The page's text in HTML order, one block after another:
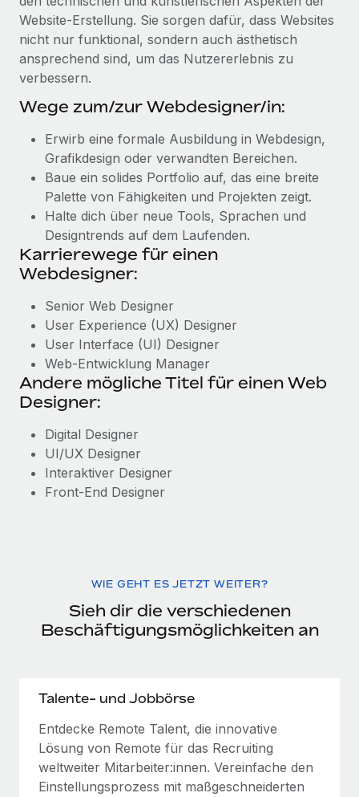
Website-Erstellung. Sie sorgen dafür, dass Websites
nicht nur funktional, sondern auch ästhetisch
ansprechend sind, um das Nutzererlebnis zu
verbessern.
Wege zum/zur Webdesigner/in:
Erwirb eine formale Ausbildung in Webdesign,
Grafikdesign oder verwandten Bereichen.
Baue ein solides Portfolio auf, das eine breite
Palette von Fähigkeiten und Projekten zeigt.
Halte dich über neue Tools, Sprachen und
Designtrends auf dem Laufenden.
Karrierewege für einen
Webdesigner:
Senior Web Designer
User Experience (UX) Designer
User Interface (UI) Designer
Web-Entwicklung Manager
Andere mögliche Titel für einen Web
Designer:
Digital Designer
UI/UX Designer
Interaktiver Designer
Front-End Designer
WIE GEHT ES JETZT WEITER?
Sieh dir die verschiedenen
Beschäftigungsmöglichkeiten an
Talente- und Jobbörse
Entdecke Remote Talent, die innovative
Lösung von Remote für das Recruiting
weltweiter Mitarbeiter:innen. Vereinfache den
Einstellungsprozess mit maßgeschneiderten